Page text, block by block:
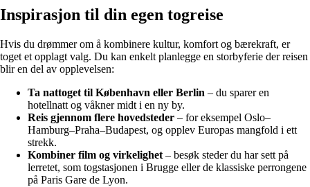
Inspirasjon til din egen togreise
Hvis du drømmer om å kombinere kultur, komfort og bærekraft, er
toget et opplagt valg. Du kan enkelt planlegge en storbyferie der reisen
blir en del av opplevelsen:
Ta nattoget til København eller Berlin – du sparer en
hotellnatt og våkner midt i en ny by.
Reis gjennom flere hovedsteder – for eksempel Oslo–
Hamburg–Praha–Budapest, og opplev Europas mangfold i ett
strekk.
Kombiner film og virkelighet – besøk steder du har sett på
lerretet, som togstasjonen i Brugge eller de klassiske perrongene
på Paris Gare de Lyon.